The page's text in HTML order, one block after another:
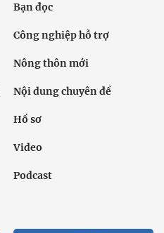
Bạn đọc
Công nghiệp hỗ trợ
Nông thôn mới
Nội dung chuyên đề
Hồ sơ
Video
Podcast